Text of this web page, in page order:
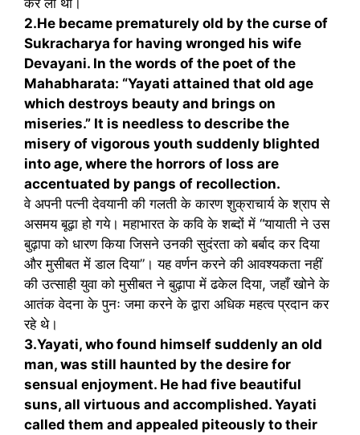
2.He became prematurely old by the curse of
Sukracharya for having wronged his wife
Devayani. In the words of the poet of the
Mahabharata: “Yayati attained that old age
which destroys beauty and brings on
miseries.” It is needless to describe the
misery of vigorous youth suddenly blighted
into age, where the horrors of loss are
accentuated by pangs of recollection.
वे अपनी पत्नी देवयानी की गलती के कारण शुक्राचार्य के श्राप से
असमय बूढ़ा हो गये। महाभारत के कवि के शब्दों में “यायाती ने उस
बुढ़ापा को धारण किया जिसने उनकी सुदंरता को बर्बाद कर दिया
और मुसीबत में डाल दिया”। यह वर्णन करने की आवश्यकता नहीं
की उत्साही युवा को मुसीबत ने बुढ़ापा में ढकेल दिया, जहाँ खोने के
आतंक वेदना के पुनः जमा करने के द्वारा अधिक महत्व प्रदान कर
रहे थे।
3.Yayati, who found himself suddenly an old
man, was still haunted by the desire for
sensual enjoyment. He had five beautiful
suns, all virtuous and accomplished. Yayati
called them and appealed piteously to their